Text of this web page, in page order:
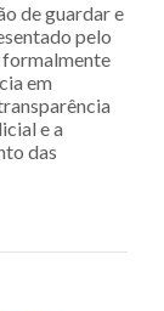
de guardar e
pelo
formalmente
em
e a
das